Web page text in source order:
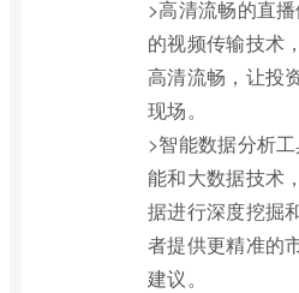
>高清流畅的直
的视频传输技术
高清流畅，让投
现场。
>智能数据分析
能和大数据技术
据进行深度挖掘
者提供更精准的
建议。